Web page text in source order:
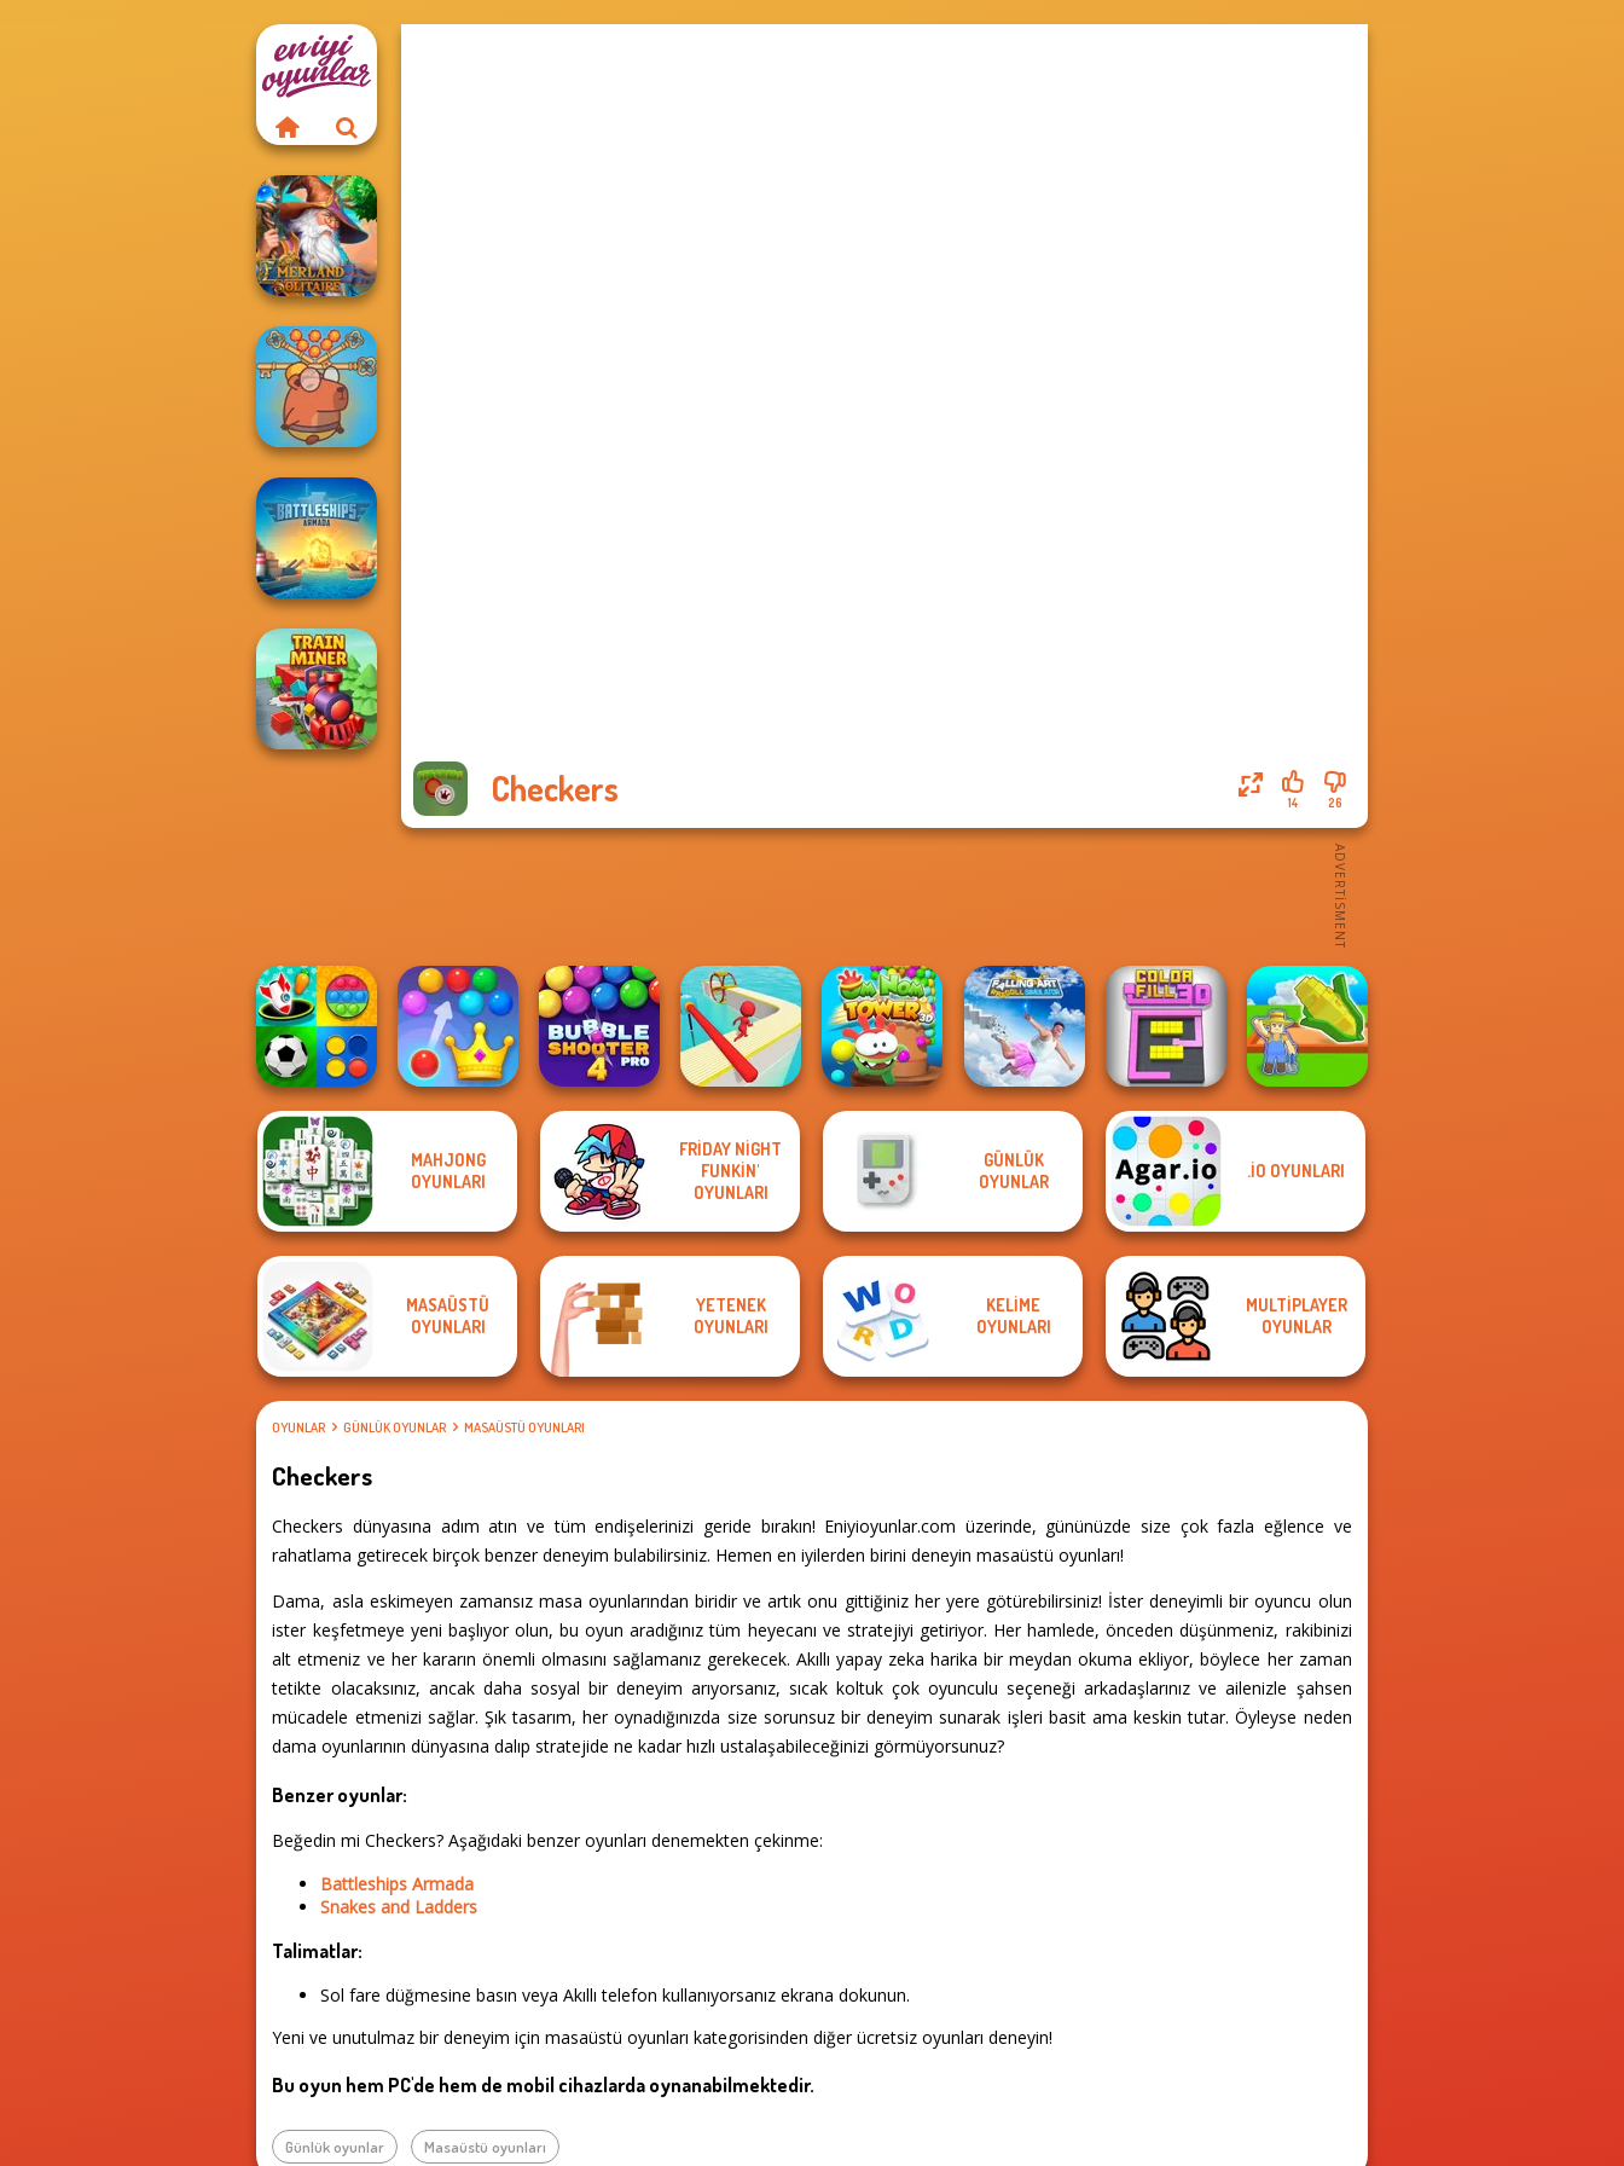
Checkers 26
14
Emerland
Solitaire
Save Baby
Capybaras: Pull
Pin
Battleships
Armada
Mind Games for
2-3-4 Player
Royal Bubble
Blast
Bubble Shooter
Pro 4
Fun Race 3D
Om Nom Tower
3D
Falling Art
Ragdoll
Simulator
Color Fill 3D
My Garden
MAHJONG
OYUNLARI
FRIDAY NIGHT
FUNKIN'
OYUNLARI
GÜNLÜK
OYUNLAR
.IO OYUNLARI
MASAÜSTÜ
OYUNLARI
YETENEK
OYUNLARI
KELIME
OYUNLARI
MULTIPLAYER
OYUNLAR
OYUNLAR GÜNLÜK OYUNLAR MASAÜSTÜ OYUNLARI
Checkers
Checkers dünyasına adım atın ve tüm endişelerinizi geride bırakın! Eniyioyunlar.com üzerinde, gününüzde size çok fazla eğlence ve
rahatlama getirecek birçok benzer deneyim bulabilirsiniz. Hemen en iyilerden birini deneyin masaüstü oyunları!
Dama, asla eskimeyen zamansız masa oyunlarından biridir ve artık onu gittiğiniz her yere götürebilirsiniz! İster deneyimli bir oyuncu olun
ister keşfetmeye yeni başlıyor olun, bu oyun aradığınız tüm heyecanı ve stratejiyi getiriyor. Her hamlede, önceden düşünmeniz, rakibinizi
alt etmeniz ve her kararın önemli olmasını sağlamanız gerekecek. Akıllı yapay zeka harika bir meydan okuma ekliyor, böylece her zaman
tetikte olacaksınız, ancak daha sosyal bir deneyim arıyorsanız, sıcak koltuk çok oyunculu seçeneği arkadaşlarınız ve ailenizle şahsen
mücadele etmenizi sağlar. Şık tasarım, her oynadığınızda size sorunsuz bir deneyim sunarak işleri basit ama keskin tutar. Öyleyse neden
dama oyunlarının dünyasına dalıp stratejide ne kadar hızlı ustalaşabileceğinizi görmüyorsunuz?
Benzer oyunlar:
Beğedin mi Checkers? Aşağıdaki benzer oyunları denemekten çekinme:
Battleships Armada
Snakes and Ladders
Talimatlar:
Sol fare düğmesine basın veya Akıllı telefon kullanıyorsanız ekrana dokunun.
Yeni ve unutulmaz bir deneyim için masaüstü oyunları kategorisinden diğer ücretsiz oyunları deneyin!
Bu oyun hem PC'de hem de mobil cihazlarda oynanabilmektedir.
Günlük oyunlar Masaüstü oyunları